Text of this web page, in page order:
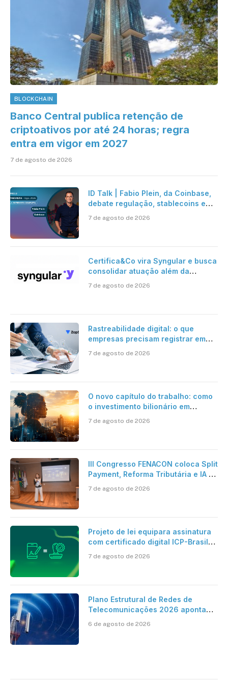
BLOCKCHAIN
Banco Central publica retenção de
criptoativos por até 24 horas; regra
entra em vigor em 2027
7 de agosto de 2026
ID Talk | Fabio Plein, da Coinbase,
debate regulação, stablecoins e
7 de agosto de 2026
Certifica&Co vira Syngular e busca
consolidar atuação além da
7 de agosto de 2026
Rastreabilidade digital: o que
empresas precisam registrar em
7 de agosto de 2026
O novo capítulo do trabalho: como
o investimento bilionário em
verdadeira era da inteligência
7 de agosto de 2026
III Congresso FENACON coloca Split
Payment, Reforma Tributária e IA no
7 de agosto de 2026
Projeto de lei equipara assinatura
com certificado digital ICP-Brasil
cartório
7 de agosto de 2026
Plano Estrutural de Redes de
Telecomunicações 2026 aponta
mantém desafio
6 de agosto de 2026